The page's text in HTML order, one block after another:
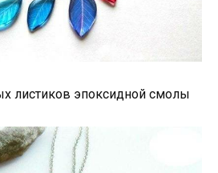
листиков эпоксидной смолы